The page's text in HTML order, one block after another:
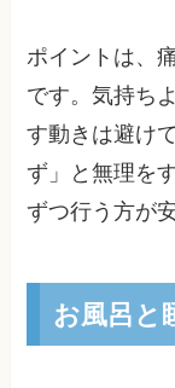
ポイントは、
です。気持ち
す動きは避け
ず」と無理を
ずつ行う方が
お風呂と